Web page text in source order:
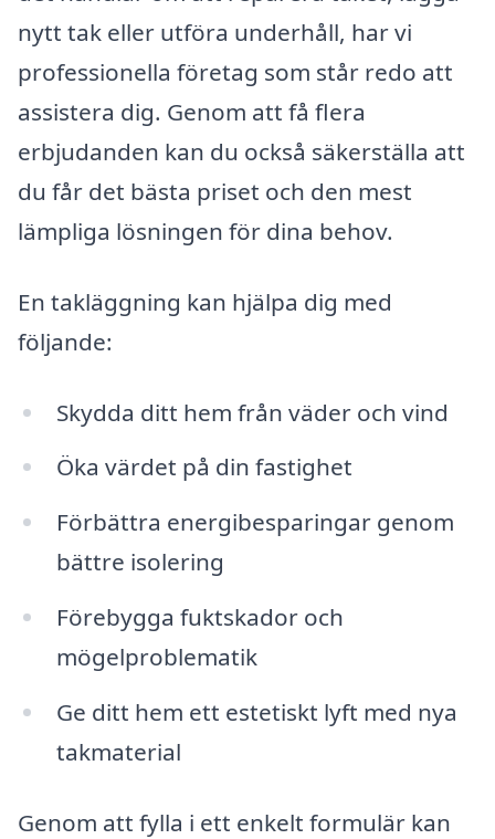
nytt tak eller utföra underhåll, har vi
professionella företag som står redo att
assistera dig. Genom att få flera
erbjudanden kan du också säkerställa att
du får det bästa priset och den mest
lämpliga lösningen för dina behov.
En takläggning kan hjälpa dig med
följande:
Skydda ditt hem från väder och vind
Öka värdet på din fastighet
Förbättra energibesparingar genom
bättre isolering
Förebygga fuktskador och
mögelproblematik
Ge ditt hem ett estetiskt lyft med nya
takmaterial
Genom att fylla i ett enkelt formulär kan